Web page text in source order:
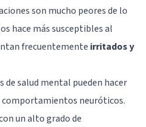
son mucho peores de lo
hace más susceptibles al
frecuentemente irritados y
salud mental pueden hacer
comportamientos neuróticos.
un alto grado de